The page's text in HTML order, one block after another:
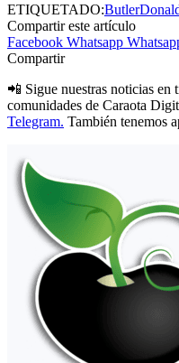
ETIQUETADO:Butler
Compartir este artículo
Facebook Whatsapp
Compartir
📲 Sigue nuestras noticias en
comunidades de Caraota
Telegram. También tenemos